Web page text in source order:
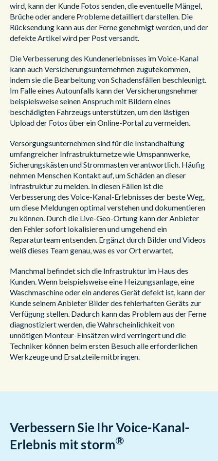
wird, kann der Kunde Fotos senden, die eventuelle Mängel,
Brüche oder andere Probleme detailliert darstellen. Die
Rücksendung kann aus der Ferne genehmigt werden, und der
defekte Artikel wird per Post versandt.
Die Verbesserung des Kundenerlebnisses im Voice-Kanal
kann auch Versicherungsunternehmen zugutekommen,
indem sie die Bearbeitung von Schadensfällen beschleunigt.
Im Falle eines Autounfalls kann der Versicherungsnehmer
beispielsweise seinen Anspruch mit Bildern eines
beschädigten Fahrzeugs unterstützen, um den lästigen
Upload der Fotos über ein Online-Portal zu vermeiden.
Versorgungsunternehmen sind für die Instandhaltung
umfangreicher Infrastrukturnetze wie Umspannwerke,
Sicherungskästen und Strommasten verantwortlich. Häufig
nehmen Menschen Kontakt auf, um Schäden an dieser
Infrastruktur zu melden. In diesen Fällen ist die
Verbesserung des Voice-Kanal-Erlebnisses der beste Weg,
um diese Meldungen optimal verstehen und dokumentieren
zu können. Durch die Live-Geo-Ortung kann der Anbieter
den Fehler sofort lokalisieren und umgehend ein
Reparaturteam entsenden. Ergänzt durch Bilder und Videos
weiß dieses Team genau, was es vor Ort erwartet.
Manchmal befindet sich die Infrastruktur im Haus des
Kunden. Wenn beispielsweise eine Heizungsanlage, eine
Waschmaschine oder ein anderes Gerät defekt ist, kann der
Kunde seinem Anbieter Bilder des fehlerhaften Geräts zur
Verfügung stellen. Dadurch kann das Problem aus der Ferne
diagnostiziert werden, die Wahrscheinlichkeit von
unnötigen Monteur-Einsätzen wird verringert und die
Techniker können beim ersten Besuch alle erforderlichen
Werkzeuge und Ersatzteile mitbringen.
Verbessern Sie Ihr Voice-Kanal-
Erlebnis mit storm®